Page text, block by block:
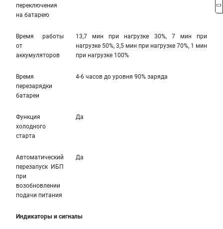
переключения
на батарею
Время работы
от
аккумуляторов
13,7 мин при нагрузке 30%, 7 мин при
нагрузке 50%, 3,5 мин при нагрузке 70%, 1 мин
при нагрузке 100%
Время
перезарядки
батареи
4-6 часов до уровня 90% заряда
Функция
холодного
старта
Да
Автоматический
перезапуск ИБП
при
возобновлении
подачи питания
Да
Индикаторы и сигналы